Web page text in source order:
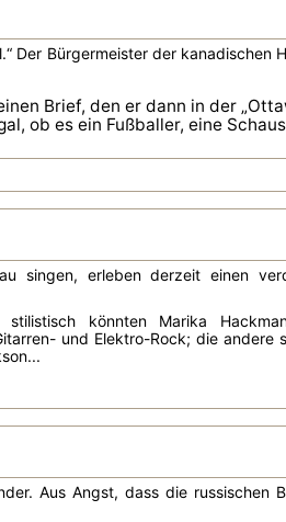
Der Bürgermeister der kanadischen
Brief, den er dann in der
ob es ein Fußballer, eine
singen, erleben derzeit einen
könnten Marika
und Elektro-Rock; die andere
Aus Angst, dass die russischen